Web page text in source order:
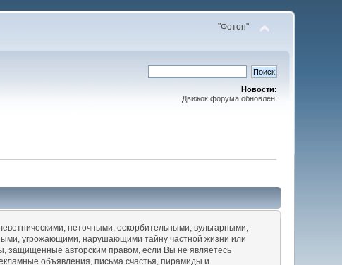
"Фотон"
Новости:
Движок форума обновлен!
неточными, оскорбительными, вульгарными,
угрожающими, нарушающими тайну частной жизни или
защищенные авторским правом, если Вы не являетесь
объявления, письма счастья, пирамиды и